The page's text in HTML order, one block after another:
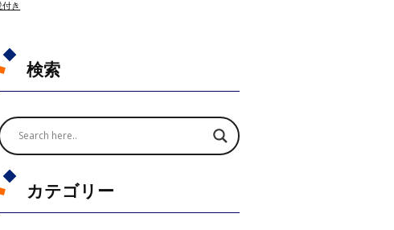
き
検索
カテゴリー